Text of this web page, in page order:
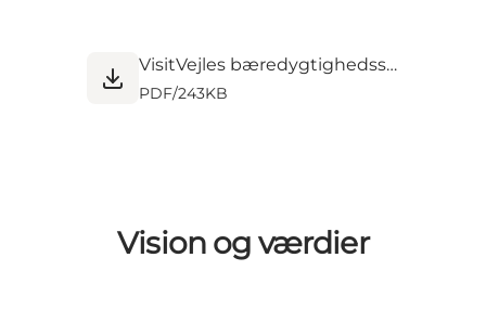
VisitVejles bæredygtighedsstrategi 2021.pdf
PDF/243KB
Vision og værdier